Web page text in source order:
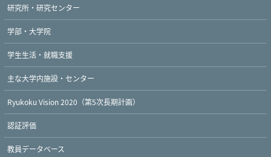
研究所・研究センター
学部・大学院
学生生活・就職支援
主な大学内施設・センター
Ryukoku Vision 2020（第5次長期計画）
認証評価
教員データベース